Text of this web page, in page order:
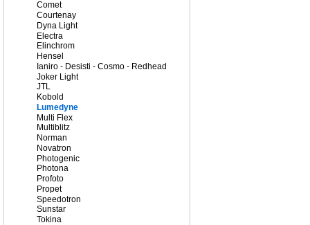
Comet
Courtenay
Dyna Light
Electra
Elinchrom
Hensel
Ianiro - Desisti - Cosmo - Redhead
Joker Light
JTL
Kobold
Lumedyne
Multi Flex
Multiblitz
Norman
Novatron
Photogenic
Photona
Profoto
Propet
Speedotron
Sunstar
Tokina